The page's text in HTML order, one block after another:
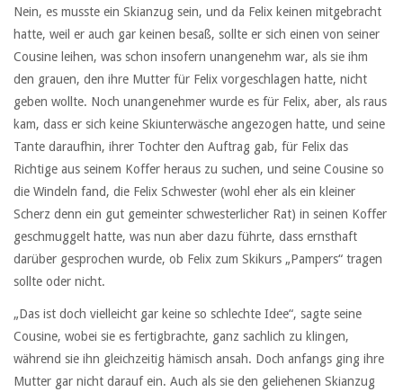
Nein, es musste ein Skianzug sein, und da Felix keinen mitgebracht
hatte, weil er auch gar keinen besaß, sollte er sich einen von seiner
Cousine leihen, was schon insofern unangenehm war, als sie ihm
den grauen, den ihre Mutter für Felix vorgeschlagen hatte, nicht
geben wollte. Noch unangenehmer wurde es für Felix, aber, als raus
kam, dass er sich keine Skiunterwäsche angezogen hatte, und seine
Tante daraufhin, ihrer Tochter den Auftrag gab, für Felix das
Richtige aus seinem Koffer heraus zu suchen, und seine Cousine so
die Windeln fand, die Felix Schwester (wohl eher als ein kleiner
Scherz denn ein gut gemeinter schwesterlicher Rat) in seinen Koffer
geschmuggelt hatte, was nun aber dazu führte, dass ernsthaft
darüber gesprochen wurde, ob Felix zum Skikurs „Pampers“ tragen
sollte oder nicht.
„Das ist doch vielleicht gar keine so schlechte Idee“, sagte seine
Cousine, wobei sie es fertigbrachte, ganz sachlich zu klingen,
während sie ihn gleichzeitig hämisch ansah. Doch anfangs ging ihre
Mutter gar nicht darauf ein. Auch als sie den geliehenen Skianzug